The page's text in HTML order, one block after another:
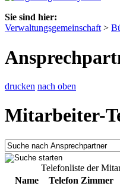
Sie sind hier:
Verwaltungsgemeinschaft >
drucken nach oben
Mitarbeiter-
Telefonliste der
Name
Telefon Zimmer